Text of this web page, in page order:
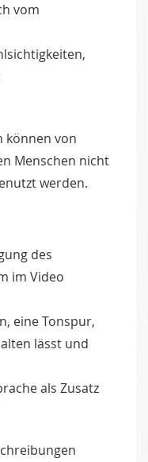
vom
können von
Menschen nicht
werden.
des
im Video
eine Tonspur,
lässt und
als Zusatz